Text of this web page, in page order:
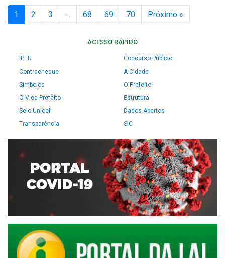
1 2 3 … 68 69 70 Próximo »
ACESSO RÁPIDO
IPTU
Concurso Público
Contracheque
A Cidade
Símbolos
O Prefeito
O Vice-Prefeito
Estrutura
Selo Unicef
Dados Abertos
Transparência
SIC